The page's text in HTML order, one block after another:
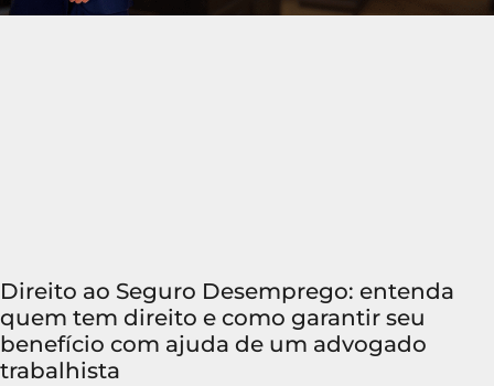
Direito ao Seguro Desemprego: entenda
quem tem direito e como garantir seu
benefício com ajuda de um advogado
trabalhista